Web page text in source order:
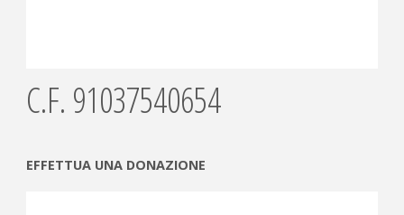
C.F. 91037540654
EFFETTUA UNA DONAZIONE